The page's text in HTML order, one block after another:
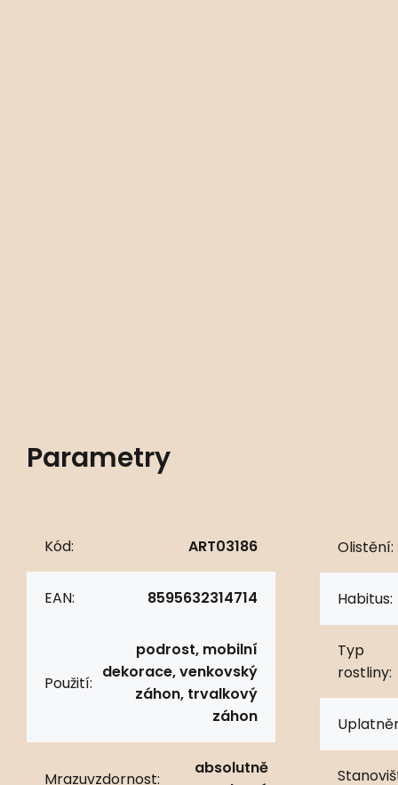
Parametry
Kód: ART03186
EAN: 8595632314714
Použití:
podrost, mobilní
dekorace, venkovský
záhon, trvalkový
záhon
Mrazuvzdornost:
absolutně
Olistění:
Habitus:
Typ
rostliny: